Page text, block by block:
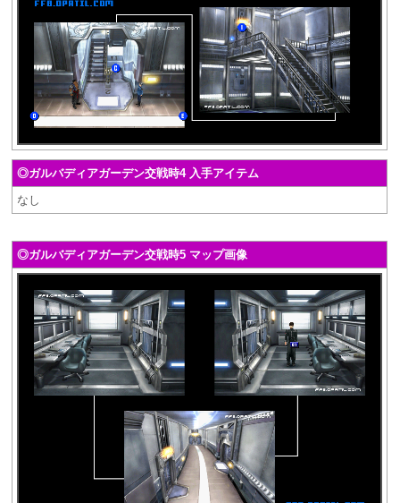
◎ガルバディアガーデン交戦時4 入手アイテム
なし
◎ガルバディアガーデン交戦時5 マップ画像